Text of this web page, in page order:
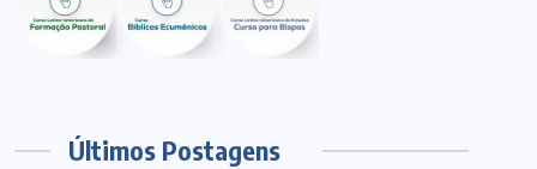
Últimos Postagens